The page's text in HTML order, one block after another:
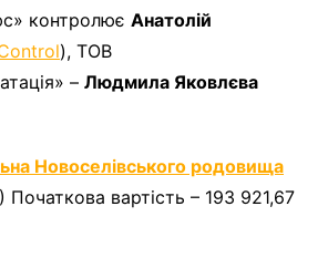
контролює Анатолій
), ТОВ
– Людмила Яковлєва
Новоселівського родовища
Початкова вартість – 193 921,67